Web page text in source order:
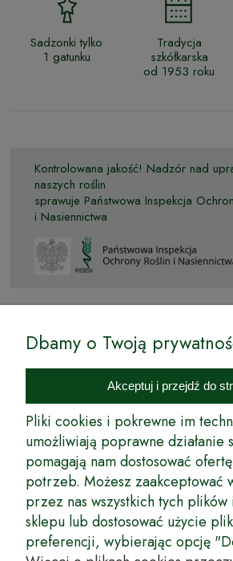
Sadzonki tylko
1 gatunku
Tradycja
szkółkarska
od 1953 roku
Kontrolowana jakość! Nadzór nad
naszych roślin
sprawuje Państwowa Inspekcja
i Nasiennictwa
© by Podkarpackiesady.pl / Projekt i
Internetowy Sklep Ogrodniczy Podkarpackie
podkarpackich szkółkarzy, której zamierzeniem
rynek wysokiej jakości drzewek owocowych,
innych produktów pozwalających na
i dużych sadów oraz ogrodów.
Wspólnie stworzyliśmy dla Państwa
produkty, dary ziemi ze szkółek drzewek
których tradycje sięgają roku 1953. Drzewka
z najwyższą starannością przez trzecie
Długoletnie Doświadczenie sprawiło, że
Dbamy o Twoją
Akceptuj i przejdź do
Pliki cookies i pokrewne im
umożliwiają poprawne działanie
pomagają nam dostosować
potrzeb. Możesz zaakceptować
przez nas wszystkich tych
sklepu lub dostosować użycie
preferencji, wybierając opcję